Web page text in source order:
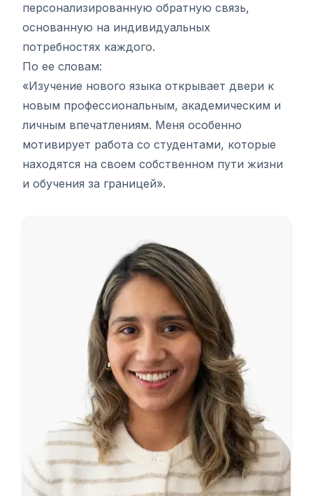
персонализированную обратную связь,
основанную на индивидуальных
потребностях каждого.
По ее словам:
«Изучение нового языка открывает двери к
новым профессиональным, академическим и
личным впечатлениям. Меня особенно
мотивирует работа со студентами, которые
находятся на своем собственном пути жизни
и обучения за границей».